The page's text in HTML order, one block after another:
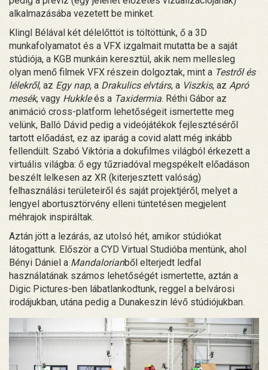
alkalmazásába vezetett be minket.
Klingl Bélával két délelőttöt is töltöttünk, ő a 3D
munkafolyamatot és a VFX izgalmait mutatta be a saját
stúdiója, a KGB munkáin keresztül, akik nem mellesleg
olyan menő filmek VFX részein dolgoztak, mint a Testről és
lélekről, az Egy nap, a Drakulics elvtárs, a Viszkis, az Apró
mesék, vagy Hukkleés a Taxidermia. Réthi Gábor az
animáció cross-platform lehetőségeit ismertette meg
velünk, Balló Dávid pedig a videójátékok fejlesztéséről
tartott előadást, ez az iparág a covid alatt még inkább
fellendült. Szabó Viktória a dokufilmes világból érkezett a
virtuális világba: ő egy tűzriadóval megspékelt előadáson
beszélt lelkesen az XR (kiterjesztett valóság)
felhasználási területeiről és saját projektjéről, melyet a
lengyel abortusztörvény elleni tüntetésen megjelent
méhrajok inspiráltak.
Aztán jött a lezárás, az utolsó hét, amikor stúdiókat
látogattunk. Először a CYD Virtual Studióba mentünk, ahol
Bényi Dániel a Mandalorianből elterjedt ledfal
használatának számos lehetőségét ismertette, aztán a
Digic Pictures-ben lábatlankodtunk, reggel a belvárosi
irodájukban, utána pedig a Dunakeszin lévő stúdiójukban.